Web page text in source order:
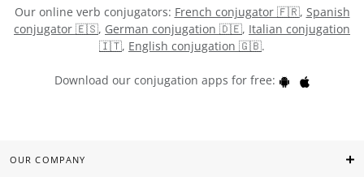
Our online verb conjugators: French conjugator 🇫🇷, Spanish
conjugator 🇪🇸, German conjugation 🇩🇪, Italian conjugation
🇮🇹, English conjugation 🇬🇧.
Download our conjugation apps for free:
OUR COMPANY